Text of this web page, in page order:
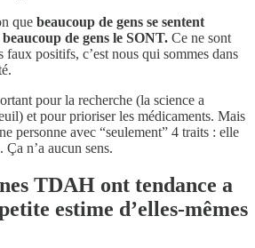
que beaucoup de gens se sentent
de gens le SONT. Ce ne sont
faux positifs, c’est nous qui sommes dans
pour la recherche (la science a
et pour prioriser les médicaments. Mais
personne avec “seulement” 4 traits : elle
n’a aucun sens.
TDAH ont tendance a
estime d’elles-mêmes